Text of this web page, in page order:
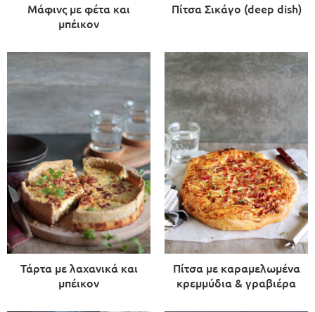
Μάφινς με φέτα και
μπέικον
Πίτσα Σικάγο (deep dish)
Τάρτα με λαχανικά και
μπέικον
Πίτσα με καραμελωμένα
κρεμμύδια & γραβιέρα